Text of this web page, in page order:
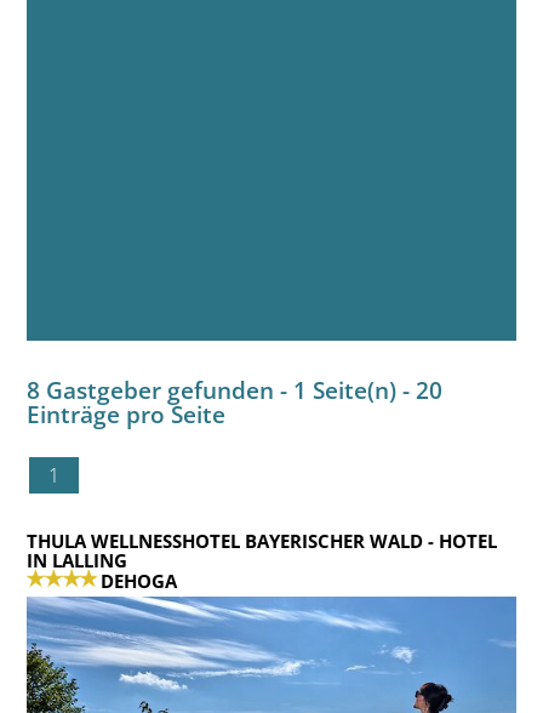
8 Gastgeber gefunden - 1 Seite(n) - 20
Einträge pro Seite
1
THULA WELLNESSHOTEL BAYERISCHER WALD- HOTEL
IN LALLING
DEHOGA